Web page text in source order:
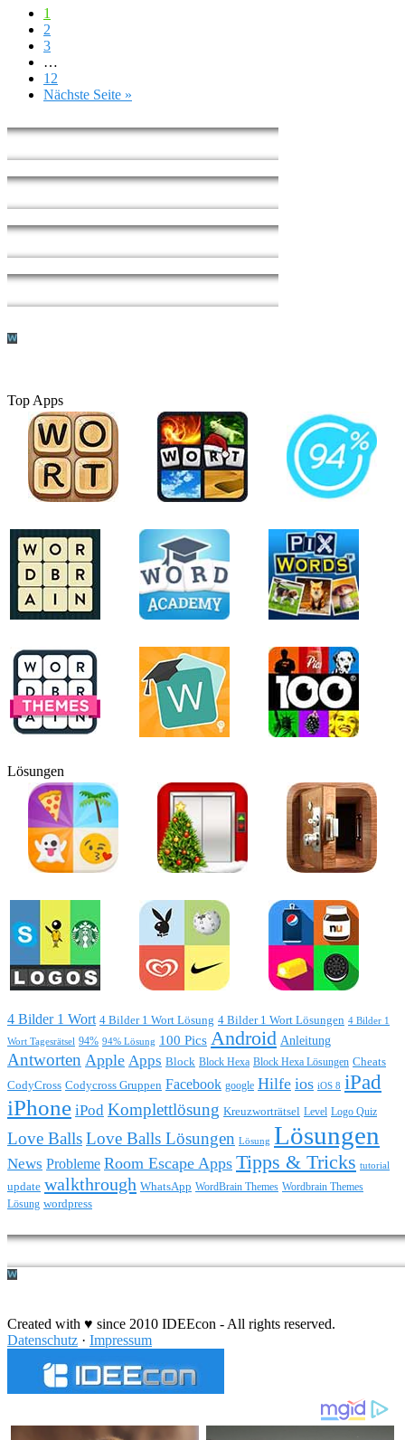
1
2
3
…
12
Nächste Seite »
Top Apps
Lösungen
4 Bilder 1 Wort 4 Bilder 1 Wort Lösung 4 Bilder 1 Wort Lösungen 4 Bilder 1
Wort Tagesrätsel 94% 94% Lösung 100 Pics Android Anleitung
Antworten Apple Apps Block Block Hexa Block Hexa Lösungen Cheats
CodyCross Codycross Gruppen Facebook google Hilfe ios iOS 8 iPad
iPhone iPod Komplettlösung Kreuzworträtsel Level Logo Quiz
Love BallsLove Balls Lösungen Lösung Lösungen
News Probleme Room Escape Apps Tipps & Tricks tutorial
update walkthrough WhatsApp WordBrain Themes Wordbrain Themes
Lösung wordpress
Created with ♥ since 2010 IDEEcon - All rights reserved.
Datenschutz · Impressum